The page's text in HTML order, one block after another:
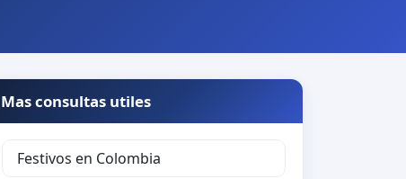
Mas consultas utiles
Festivos en Colombia